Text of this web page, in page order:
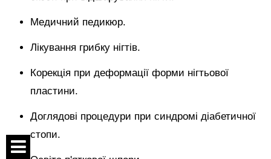
Медичний педикюр.
Лікування грибку нігтів.
Корекція при деформації форми нігтьової
пластини.
Доглядові процедури при синдромі діабетичної
стопи.